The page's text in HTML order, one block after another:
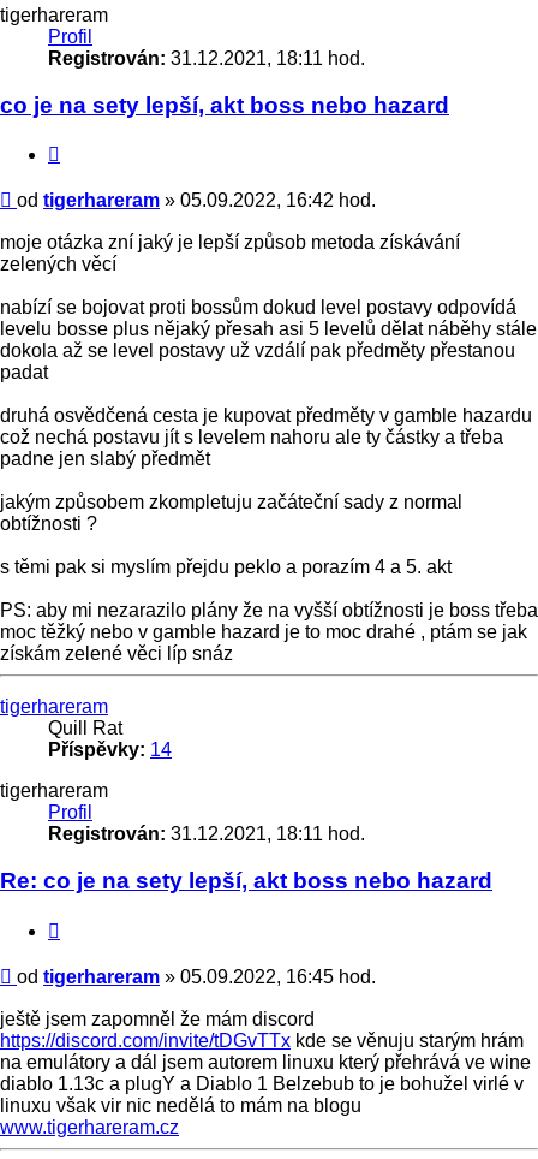
tigerhareram
Profil
Registrován: 31.12.2021, 18:11 hod.
co je na sety lepší, akt boss nebo hazard
Příspěvek
od tigerhareram » 05.09.2022, 16:42 hod.
moje otázka zní jaký je lepší způsob metoda získávání
zelených věcí
nabízí se bojovat proti bossům dokud level postavy odpovídá
levelu bosse plus nějaký přesah asi 5 levelů dělat náběhy stále
dokola až se level postavy už vzdálí pak předměty přestanou
padat
druhá osvědčená cesta je kupovat předměty v gamble hazardu
což nechá postavu jít s levelem nahoru ale ty částky a třeba
padne jen slabý předmět
jakým způsobem zkompletuju začáteční sady z normal
obtížnosti ?
s těmi pak si myslím přejdu peklo a porazím 4 a 5. akt
PS: aby mi nezarazilo plány že na vyšší obtížnosti je boss třeba
moc těžký nebo v gamble hazard je to moc drahé , ptám se jak
získám zelené věci líp snáz
Nahoru
tigerhareram
Quill Rat
Příspěvky: 14
tigerhareram
Profil
Registrován: 31.12.2021, 18:11 hod.
Re: co je na sety lepší, akt boss nebo hazard
Příspěvek
od tigerhareram » 05.09.2022, 16:45 hod.
ještě jsem zapomněl že mám discord
https://discord.com/invite/tDGvTTx kde se věnuju starým hrám
na emulátory a dál jsem autorem linuxu který přehrává ve wine
diablo 1.13c a plugY a Diablo 1 Belzebub to je bohužel virlé v
linuxu však vir nic nedělá to mám na blogu
www.tigerhareram.cz
Nahoru